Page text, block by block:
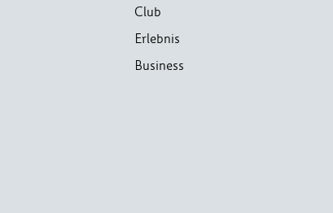
Club
Erlebnis
Business